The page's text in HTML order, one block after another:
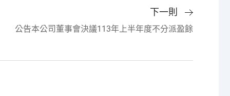
下一則
公告本公司董事會決議113年上半年度不分派盈餘